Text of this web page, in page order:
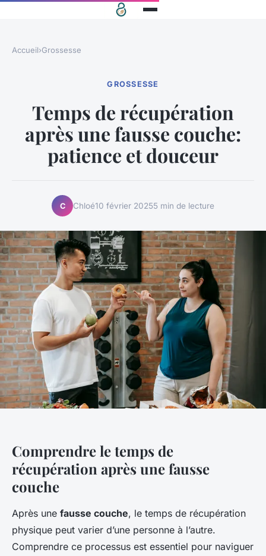
Accueil›Grossesse
GROSSESSE
Temps de récupération
après une fausse couche:
patience et douceur
C Chloé10 février 20255 min de lecture
Comprendre le temps de
récupération après une fausse
couche
Après une fausse couche, le temps de récupération
physique peut varier d’une personne à l’autre.
Comprendre ce processus est essentiel pour naviguer